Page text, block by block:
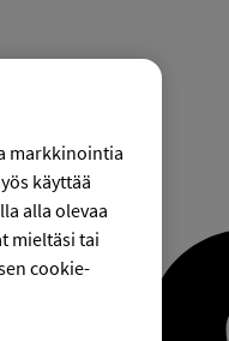
markkinointia
käyttää
alla olevaa
mieltäsi tai
cookie-